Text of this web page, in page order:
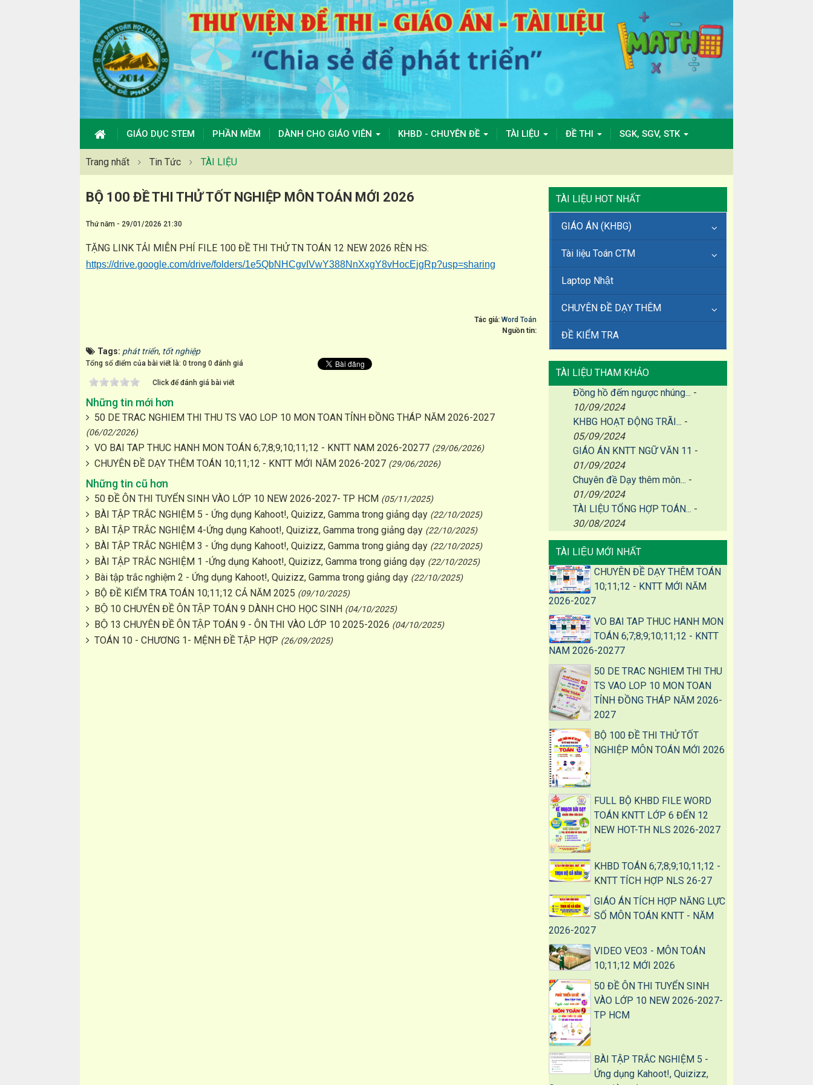
GIÁO DỤC STEM PHẦN MỀM DÀNH CHO GIÁO VIÊN KHBD - CHUYÊN ĐỀ TÀI LIỆU ĐỀ THI SGK, SGV, STK
Trang nhất Tin Tức TÀI LIỆU
BỘ 100 ĐỀ THI THỬ TỐT NGHIỆP MÔN TOÁN MỚI 2026
Thứ năm - 29/01/2026 21:30
TẶNG LINK TẢI MIỄN PHÍ FILE 100 ĐỀ THI THỬ TN TOÁN 12 NEW 2026 RÈN HS:
https://drive.google.com/drive/folders/1e5QbNHCgvIVwY388NnXxgY8vHocEjgRp?usp=sharing
Tác giả: Word Toán
Nguồn tin:
Tags: phát triển, tốt nghiệp
Tổng số điểm của bài viết là: 0 trong 0 đánh giá
Click để đánh giá bài viết
Những tin mới hơn
50 DE TRAC NGHIEM THI THU TS VAO LOP 10 MON TOAN TỈNH ĐỒNG THÁP NĂM 2026-2027
(06/02/2026)
VO BAI TAP THUC HANH MON TOÁN 6;7;8;9;10;11;12 - KNTT NAM 2026-20277 (29/06/2026)
CHUYÊN ĐỀ DẠY THÊM TOÁN 10;11;12 - KNTT MỚI NĂM 2026-2027 (29/06/2026)
Những tin cũ hơn
50 ĐỀ ÔN THI TUYỂN SINH VÀO LỚP 10 NEW 2026-2027- TP HCM (05/11/2025)
BÀI TẬP TRẮC NGHIỆM 5 - Ứng dụng Kahoot!, Quizizz, Gamma trong giảng dạy (22/10/2025)
BÀI TẬP TRẮC NGHIỆM 4-Ứng dụng Kahoot!, Quizizz, Gamma trong giảng dạy (22/10/2025)
BÀI TẬP TRẮC NGHIỆM 3 - Ứng dụng Kahoot!, Quizizz, Gamma trong giảng dạy (22/10/2025)
BÀI TẬP TRẮC NGHIỆM 1 -Ứng dụng Kahoot!, Quizizz, Gamma trong giảng dạy (22/10/2025)
Bài tập trắc nghiệm 2 - Ứng dụng Kahoot!, Quizizz, Gamma trong giảng dạy (22/10/2025)
BỘ ĐỀ KIỂM TRA TOÁN 10;11;12 CẢ NĂM 2025 (09/10/2025)
BỘ 10 CHUYÊN ĐỀ ÔN TẬP TOÁN 9 DÀNH CHO HỌC SINH (04/10/2025)
BỘ 13 CHUYÊN ĐỀ ÔN TẬP TOÁN 9 - ÔN THI VÀO LỚP 10 2025-2026 (04/10/2025)
TOÁN 10 - CHƯƠNG 1- MỆNH ĐỀ TẬP HỢP (26/09/2025)
TÀI LIỆU HOT NHẤT
GIÁO ÁN (KHBG)
Tài liệu Toán CTM
Laptop Nhật
CHUYÊN ĐỀ DẠY THÊM
ĐỀ KIỂM TRA
TÀI LIỆU THAM KHẢO
Đồng hồ đếm ngược nhúng... -
10/09/2024
KHBG HOẠT ĐỘNG TRÃI... -
05/09/2024
GIÁO ÁN KNTT NGỮ VĂN 11 -
01/09/2024
Chuyên đề Dạy thêm môn... -
01/09/2024
TÀI LIỆU TỔNG HỢP TOÁN... -
30/08/2024
TÀI LIỆU MỚI NHẤT
CHUYÊN ĐỀ DẠY THÊM TOÁN
10;11;12 - KNTT MỚI NĂM
2026-2027
VO BAI TAP THUC HANH MON
TOÁN 6;7;8;9;10;11;12 - KNTT
NAM 2026-20277
50 DE TRAC NGHIEM THI THU
TS VAO LOP 10 MON TOAN
TỈNH ĐỒNG THÁP NĂM 2026-
2027
BỘ 100 ĐỀ THI THỬ TỐT
NGHIỆP MÔN TOÁN MỚI 2026
FULL BỘ KHBD FILE WORD
TOÁN KNTT LỚP 6 ĐẾN 12
NEW HOT-TH NLS 2026-2027
KHBD TOÁN 6;7;8;9;10;11;12 -
KNTT TÍCH HỢP NLS 26-27
GIÁO ÁN TÍCH HỢP NĂNG LỰC
SỐ MÔN TOÁN KNTT - NĂM
2026-2027
VIDEO VEO3 - MÔN TOÁN
10;11;12 MỚI 2026
50 ĐỀ ÔN THI TUYỂN SINH
VÀO LỚP 10 NEW 2026-2027-
TP HCM
BÀI TẬP TRẮC NGHIỆM 5 -
Ứng dụng Kahoot!, Quizizz,